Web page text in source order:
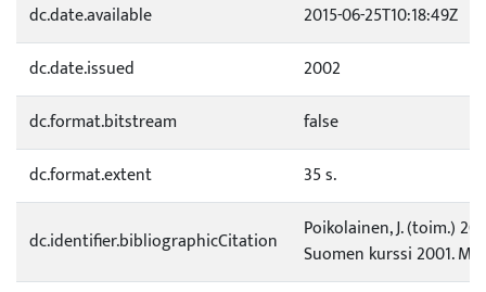
dc.date.available
2015-06-25T10:18:49Z
dc.date.issued
2002
dc.format.bitstream
false
dc.format.extent
35 s.
dc.identifier.bibliographicCitation
Poikolainen, J. (toim.)
Suomen kurssi 2001.